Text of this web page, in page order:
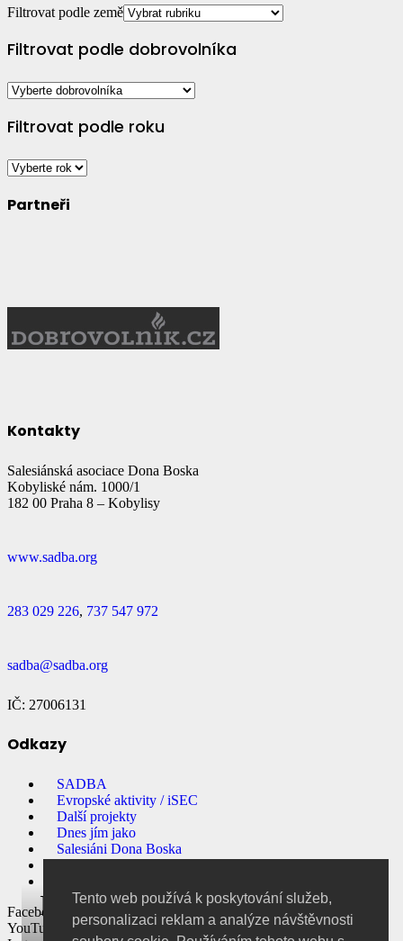
Tento web používá k poskytování služeb,
personalizaci reklam a analýze návštěvnosti
První kontakt pod
Filtrovat podle země
Filtrovat podle dobrovolníka
Filtrovat podle roku
Partneři
Kontakty
Salesiánská asociace Dona Boska
Kobyliské nám. 1000/1
182 00 Praha 8 – Kobylisy
www.sadba.org
283 029 226, 737 547 972
sadba@sadba.org
IČ: 27006131
Odkazy
SADBA
Evropské aktivity / iSEC
Další projekty
Dnes jím jako
Salesiáni Dona Boska
Facebook
YouTube